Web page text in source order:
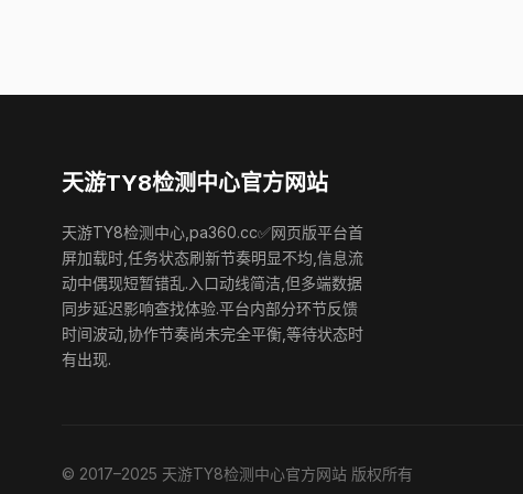
天游TY8检测中心官方网站
天游TY8检测中心,pa360.cc✅网页版平台首
屏加载时,任务状态刷新节奏明显不均,信息流
动中偶现短暂错乱.入口动线简洁,但多端数据
同步延迟影响查找体验.平台内部分环节反馈
时间波动,协作节奏尚未完全平衡,等待状态时
有出现.
© 2017–2025 天游TY8检测中心官方网站 版权所有